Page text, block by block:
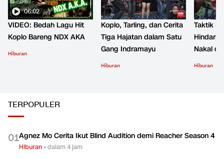
06:02
VIDEO: Bedah Lagu Hit
Koplo Bareng NDX AKA
Hiburan
Koplo, Tarling, dan Cerita
Tiga Hajatan dalam Satu
Gang Indramayu
Hiburan
Taktik
Hindari
Nakal
Hiburan
TERPOPULER
01Agnez Mo Cerita Ikut Blind Audition demi Reacher Season 4
Hiburan •dalam 4 jam